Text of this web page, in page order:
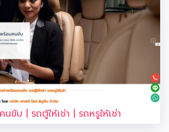
นขับ | รถตู้ให้เช่า | รถหรูให้เช่า